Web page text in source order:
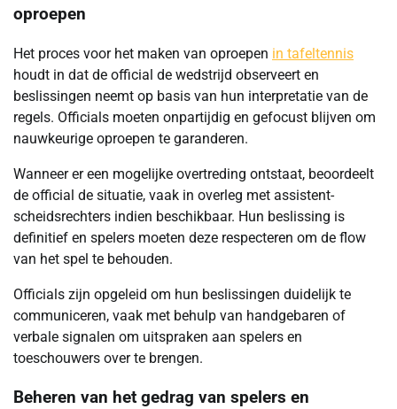
oproepen
Het proces voor het maken van oproepen in tafeltennis
houdt in dat de official de wedstrijd observeert en
beslissingen neemt op basis van hun interpretatie van de
regels. Officials moeten onpartijdig en gefocust blijven om
nauwkeurige oproepen te garanderen.
Wanneer er een mogelijke overtreding ontstaat, beoordeelt
de official de situatie, vaak in overleg met assistent-
scheidsrechters indien beschikbaar. Hun beslissing is
definitief en spelers moeten deze respecteren om de flow
van het spel te behouden.
Officials zijn opgeleid om hun beslissingen duidelijk te
communiceren, vaak met behulp van handgebaren of
verbale signalen om uitspraken aan spelers en
toeschouwers over te brengen.
Beheren van het gedrag van spelers en